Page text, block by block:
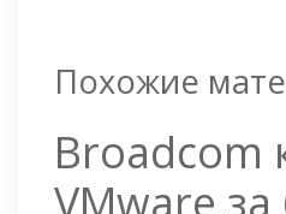
Похожие
Broadcom
VMware за